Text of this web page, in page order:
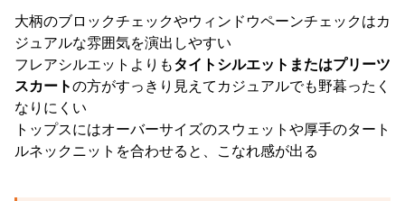
大柄のブロックチェックやウィンドウペーンチェックはカ
ジュアルな雰囲気を演出しやすい
フレアシルエットよりもタイトシルエットまたはプリーツ
スカートの方がすっきり見えてカジュアルでも野暮ったく
なりにくい
トップスにはオーバーサイズのスウェットや厚手のタート
ルネックニットを合わせると、こなれ感が出る